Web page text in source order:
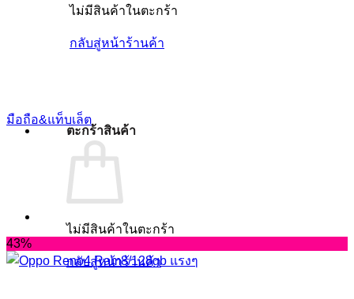
ไม่มีสินค้าในตะกร้า
กลับสู่หน้าร้านค้า
ตะกร้าสินค้า
ไม่มีสินค้าในตะกร้า
กลับสู่หน้าร้านค้า
มือถือ&แท็บเล็ต
43%